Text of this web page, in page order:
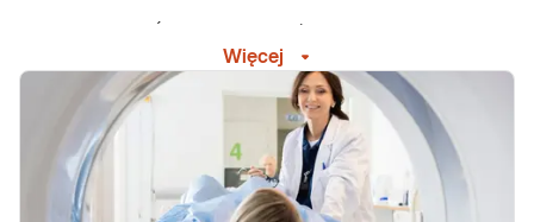
w Rydułtowach i Wodzisławiu Śląskim z siedzibą w
Wodzisławiu Śląskim) – tel. 324167080.
Więcej